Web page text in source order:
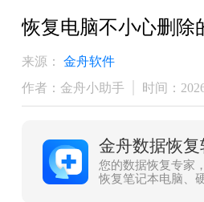
恢复电脑不小心删除
来源：
金舟软件
作者：金舟小助手
时间：
金舟数据恢复
您的数据恢复专家
恢复笔记本电脑、